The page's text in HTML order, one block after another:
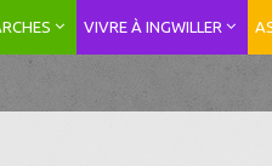
VIVRE À INGWILLER